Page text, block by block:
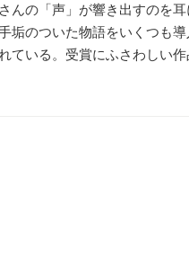
んの「声」が響き出すのを
垢のついた物語をいくつも
いる。受賞にふさわしい作